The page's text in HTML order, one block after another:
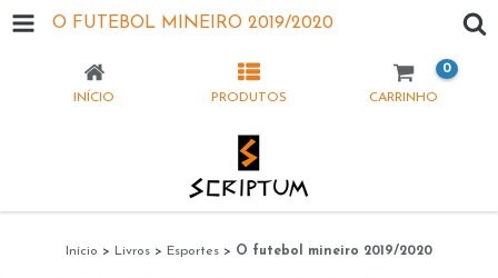
O FUTEBOL MINEIRO 2019/2020
INÍCIO PRODUTOS CARRINHO
0
Início > Livros > Esportes > O futebol mineiro 2019/2020